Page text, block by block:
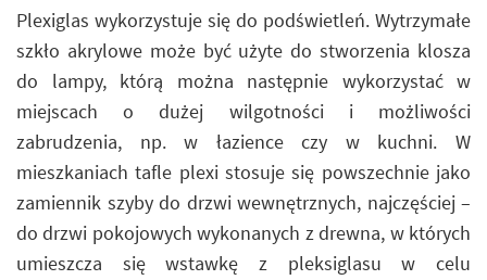
Plexiglas wykorzystuje się do podświetleń. Wytrzymałe
szkło akrylowe może być użyte do stworzenia klosza
do lampy, którą można następnie wykorzystać w
miejscach o dużej wilgotności i możliwości
zabrudzenia, np. w łazience czy w kuchni. W
mieszkaniach tafle plexi stosuje się powszechnie jako
zamiennik szyby do drzwi wewnętrznych, najczęściej –
do drzwi pokojowych wykonanych z drewna, w których
umieszcza się wstawkę z pleksiglasu w celu